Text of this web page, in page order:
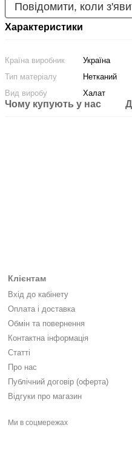
Повідомити, коли
Характеристики
Країна виробник
Україна
Тип матеріалу
Нетканий
Вид виробу
Халат
Чому купують у нас
Клієнтам
Вхід до кабінету
Оплата і доставка
Обмін та повернення
Контактна інформація
Статті
Про нас
Публічний договір (оферта)
Відгуки про магазин
Ми в соцмережах